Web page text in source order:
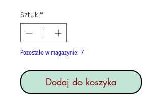
Sztuk *
Pozostało w magazynie: 7
Dodaj do koszyka